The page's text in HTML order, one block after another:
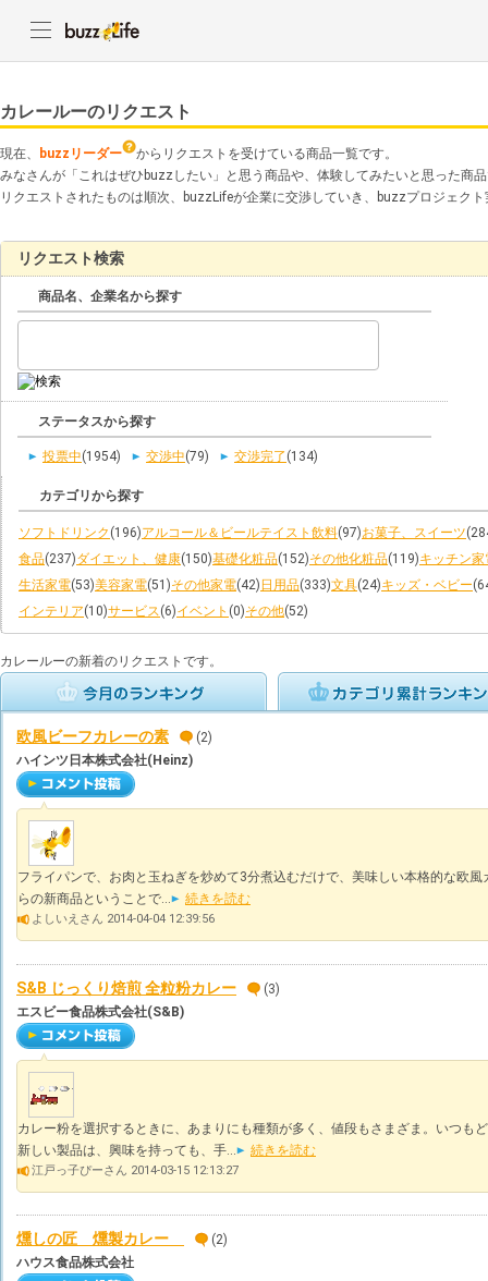
カレールーのリクエスト
現在、 buzzリーダー
からリクエストを受けている商品一覧です。
みなさんが「これはぜひbuzzしたい」と思う商品や、体験してみたいと思った商
リクエストされたものは順次、buzzLifeが企業に交渉していき、buzzプロジェク
リクエスト検索
商品名、企業名から探す
ステータスから探す
投票中(1954) 交渉中(79) 交渉完了 (134)
カテゴリから探す
ソフトドリンク (196)アルコール＆ビールテイスト飲料(97)お菓子、スイーツ
食品(237)ダイエット、健康(150)基礎化粧品(152)その他化粧品(119)キッチン家
生活家電(53)美容家電(51)その他家電(42) 日用品(333)文具(24)キッズ・ベビー
インテリア(10)サービス(6)イベント (0)その他(52)
カレールーの新着のリクエストです。
欧風ビーフカレーの素
(2)
ハインツ日本株式会社(Heinz)
フライパンで、お肉と玉ねぎを炒めて3分煮込むだけで、美味しい本格的な欧
らの新商品ということで...
続きを読む
よしいえさん 2014-04-04 12:39:56
S&B じっくり焙煎 全粒粉カレー
(3)
エスビー食品株式会社(S&B)
カレー粉を選択するときに、あまりにも種類が多く、値段もさまざま。いつも
新しい製品は、興味を持っても、手...
続きを読む
江戸っ子ぴーさん 2014-03-15 12:13:27
燻しの匠 燻製カレー
(2)
ハウス食品株式会社